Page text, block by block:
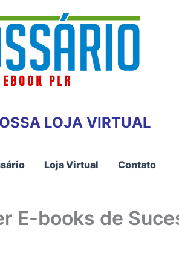
LOJA VIRTUAL
Loja Virtual Contato
E-books de